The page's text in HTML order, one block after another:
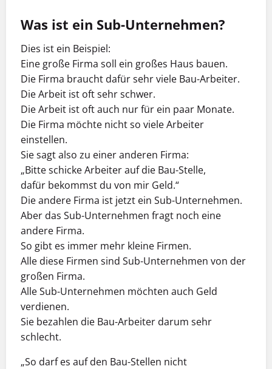
Was ist ein Sub-Unternehmen?
Dies ist ein Beispiel:
Eine große Firma soll ein großes Haus bauen.
Die Firma braucht dafür sehr viele Bau-Arbeiter.
Die Arbeit ist oft sehr schwer.
Die Arbeit ist oft auch nur für ein paar Monate.
Die Firma möchte nicht so viele Arbeiter
einstellen.
Sie sagt also zu einer anderen Firma:
„Bitte schicke Arbeiter auf die Bau-Stelle,
dafür bekommst du von mir Geld.“
Die andere Firma ist jetzt ein Sub-Unternehmen.
Aber das Sub-Unternehmen fragt noch eine
andere Firma.
So gibt es immer mehr kleine Firmen.
Alle diese Firmen sind Sub-Unternehmen von der
großen Firma.
Alle Sub-Unternehmen möchten auch Geld
verdienen.
Sie bezahlen die Bau-Arbeiter darum sehr
schlecht.
„So darf es auf den Bau-Stellen nicht